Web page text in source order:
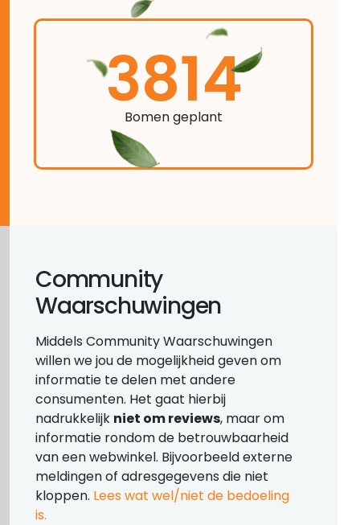
3814
Bomen geplant
Community
Waarschuwingen
Middels Community Waarschuwingen
willen we jou de mogelijkheid geven om
informatie te delen met andere
consumenten. Het gaat hierbij
nadrukkelijk niet om reviews, maar om
informatie rondom de betrouwbaarheid
van een webwinkel. Bijvoorbeeld externe
meldingen of adresgegevens die niet
kloppen. Lees wat wel/niet de bedoeling
is.